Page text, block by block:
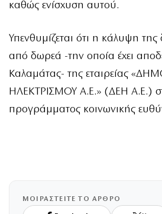
καθώς ενίσχυση αυτού.
Υπενθυμίζεται ότι η κάλυψη της
από δωρεά -την οποία έχει
Καλαμάτας- της εταιρείας
ΗΛΕΚΤΡΙΣΜΟΥ Α.Ε.» (ΔΕΗ Α.Ε.)
προγράμματος κοινωνικής
ΜΟΙΡΑΣΤΕΙΤΕ ΤΟ ΑΡΘΡΟ